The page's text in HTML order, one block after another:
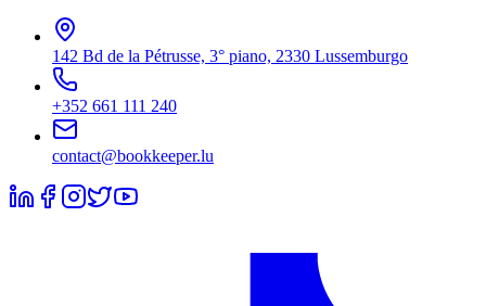
142 Bd de la Pétrusse, 3° piano, 2330 Lussemburgo
+352 661 111 240
contact@bookkeeper.lu